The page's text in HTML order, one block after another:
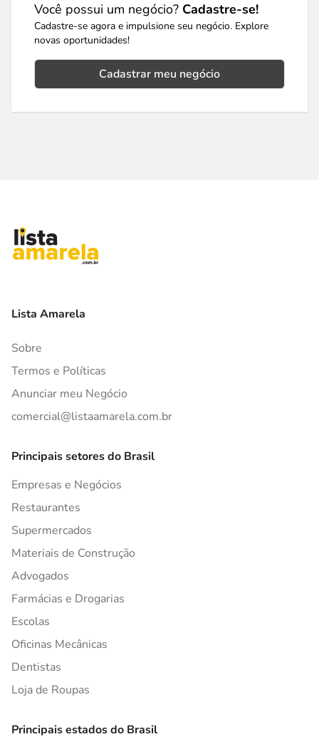
Você possui um negócio? Cadastre-se!
Cadastre-se agora e impulsione seu negócio. Explore
novas oportunidades!
Cadastrar meu negócio
Lista Amarela
Sobre
Termos e Políticas
Anunciar meu Negócio
comercial@listaamarela.com.br
Principais setores do Brasil
Empresas e Negócios
Restaurantes
Supermercados
Materiais de Construção
Advogados
Farmácias e Drogarias
Escolas
Oficinas Mecânicas
Dentistas
Loja de Roupas
Principais estados do Brasil